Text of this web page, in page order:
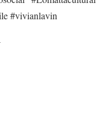
#vivianlavin